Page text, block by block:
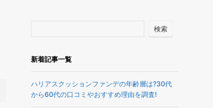
検索
新着記事一覧
ハリアスクッションファンデの年齢層は?30代
から60代の口コミやおすすめ理由を調査!